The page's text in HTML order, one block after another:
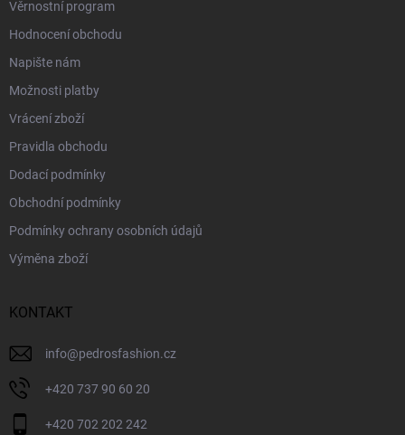
Věrnostní program
Hodnocení obchodu
Napište nám
Možnosti platby
Vrácení zboží
Pravidla obchodu
Dodací podmínky
Obchodní podmínky
Podmínky ochrany osobních údajů
Výměna zboží
KONTAKT
info@pedrosfashion.cz
+420 737 90 60 20
+420 702 202 242